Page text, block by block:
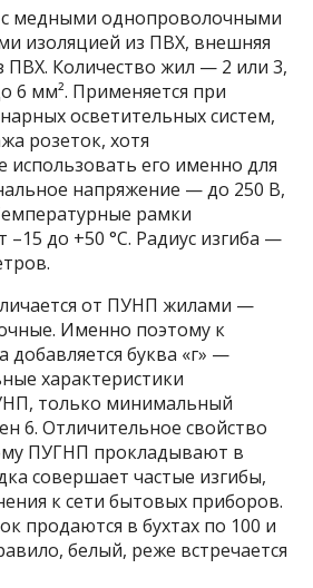
с медными однопроволочными
изоляцией из ПВХ, внешняя
ПВХ. Количество жил — 2 или 3,
6 мм². Применяется при
осветительных систем,
розеток, хотя
использовать его именно для
напряжение — до 250 В,
рамки
до +50 °C. Радиус изгиба —
от ПУНП жилами —
Именно поэтому к
буква «г» —
характеристики
только минимальный
6. Отличительное свойство
ПУГНП прокладывают в
совершает частые изгибы,
к сети бытовых приборов.
продаются в бухтах по 100 и
белый, реже встречается